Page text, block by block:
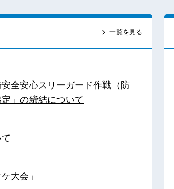
一覧を見る
全安心スリーガード作戦（防
」の締結について
大会」